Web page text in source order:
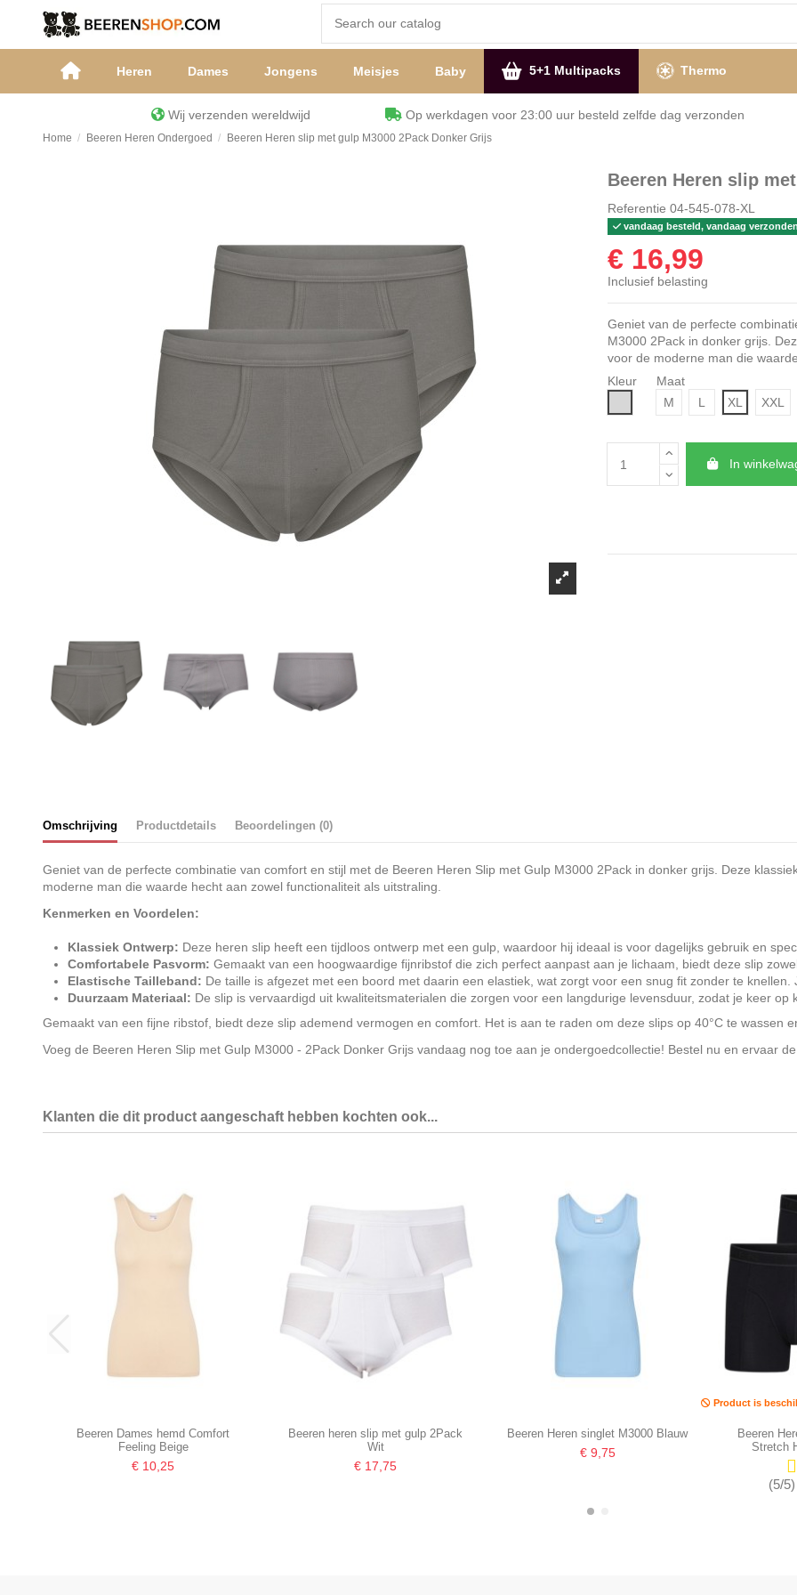
Heren Dames Jongens Meisjes Baby 5+1 Multipacks Thermo
Wij verzenden wereldwijd Op werkdagen voor 23:00 uur besteld zelfde dag
Home Beeren Heren Ondergoed Beeren Heren slip met gulp M3000 2Pack Donker Grijs
Beeren Heren slip
Referentie 04-545-078-XL
vandaag besteld, vandaag
€ 16,99
Inclusief belasting
Geniet van de perfecte
M3000 2Pack in donker grijs.
voor de moderne man die
Kleur
Maat
M
L XL XXL
In
Omschrijving Productdetails Beoordelingen (0)
Geniet van de perfecte combinatie van comfort en stijl met de Beeren Heren Slip met Gulp M3000 2Pack in donker grijs. Deze
moderne man die waarde hecht aan zowel functionaliteit als uitstraling.
Kenmerken en Voordelen:
Klassiek Ontwerp: Deze heren slip heeft een tijdloos ontwerp met een gulp, waardoor hij ideaal is voor dagelijks gebruik en
Comfortabele Pasvorm: Gemaakt van een hoogwaardige fijnribstof die zich perfect aanpast aan je lichaam, biedt deze slip
Elastische Tailleband: De taille is afgezet met een boord met daarin een elastiek, wat zorgt voor een snug fit zonder te
Duurzaam Materiaal: De slip is vervaardigd uit kwaliteitsmaterialen die zorgen voor een langdurige levensduur, zodat je keer op
Gemaakt van een fijne ribstof, biedt deze slip ademend vermogen en comfort. Het is aan te raden om deze slips op 40°C te wassen
Voeg de Beeren Heren Slip met Gulp M3000 - 2Pack Donker Grijs vandaag nog toe aan je ondergoedcollectie! Bestel nu en ervaar
Klanten die dit product aangeschaft hebben kochten ook...
Beeren Dames hemd Comfort
Feeling Beige
€ 10,25
Beeren heren slip met gulp 2Pack
Wit
€ 17,75
Beeren Heren singlet M3000 Blauw
€ 9,75
Product is
Beeren
Stretch
(5/